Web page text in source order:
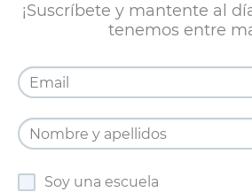
¡Suscríbete y mantente al
tenemos entre
Soy una escuela